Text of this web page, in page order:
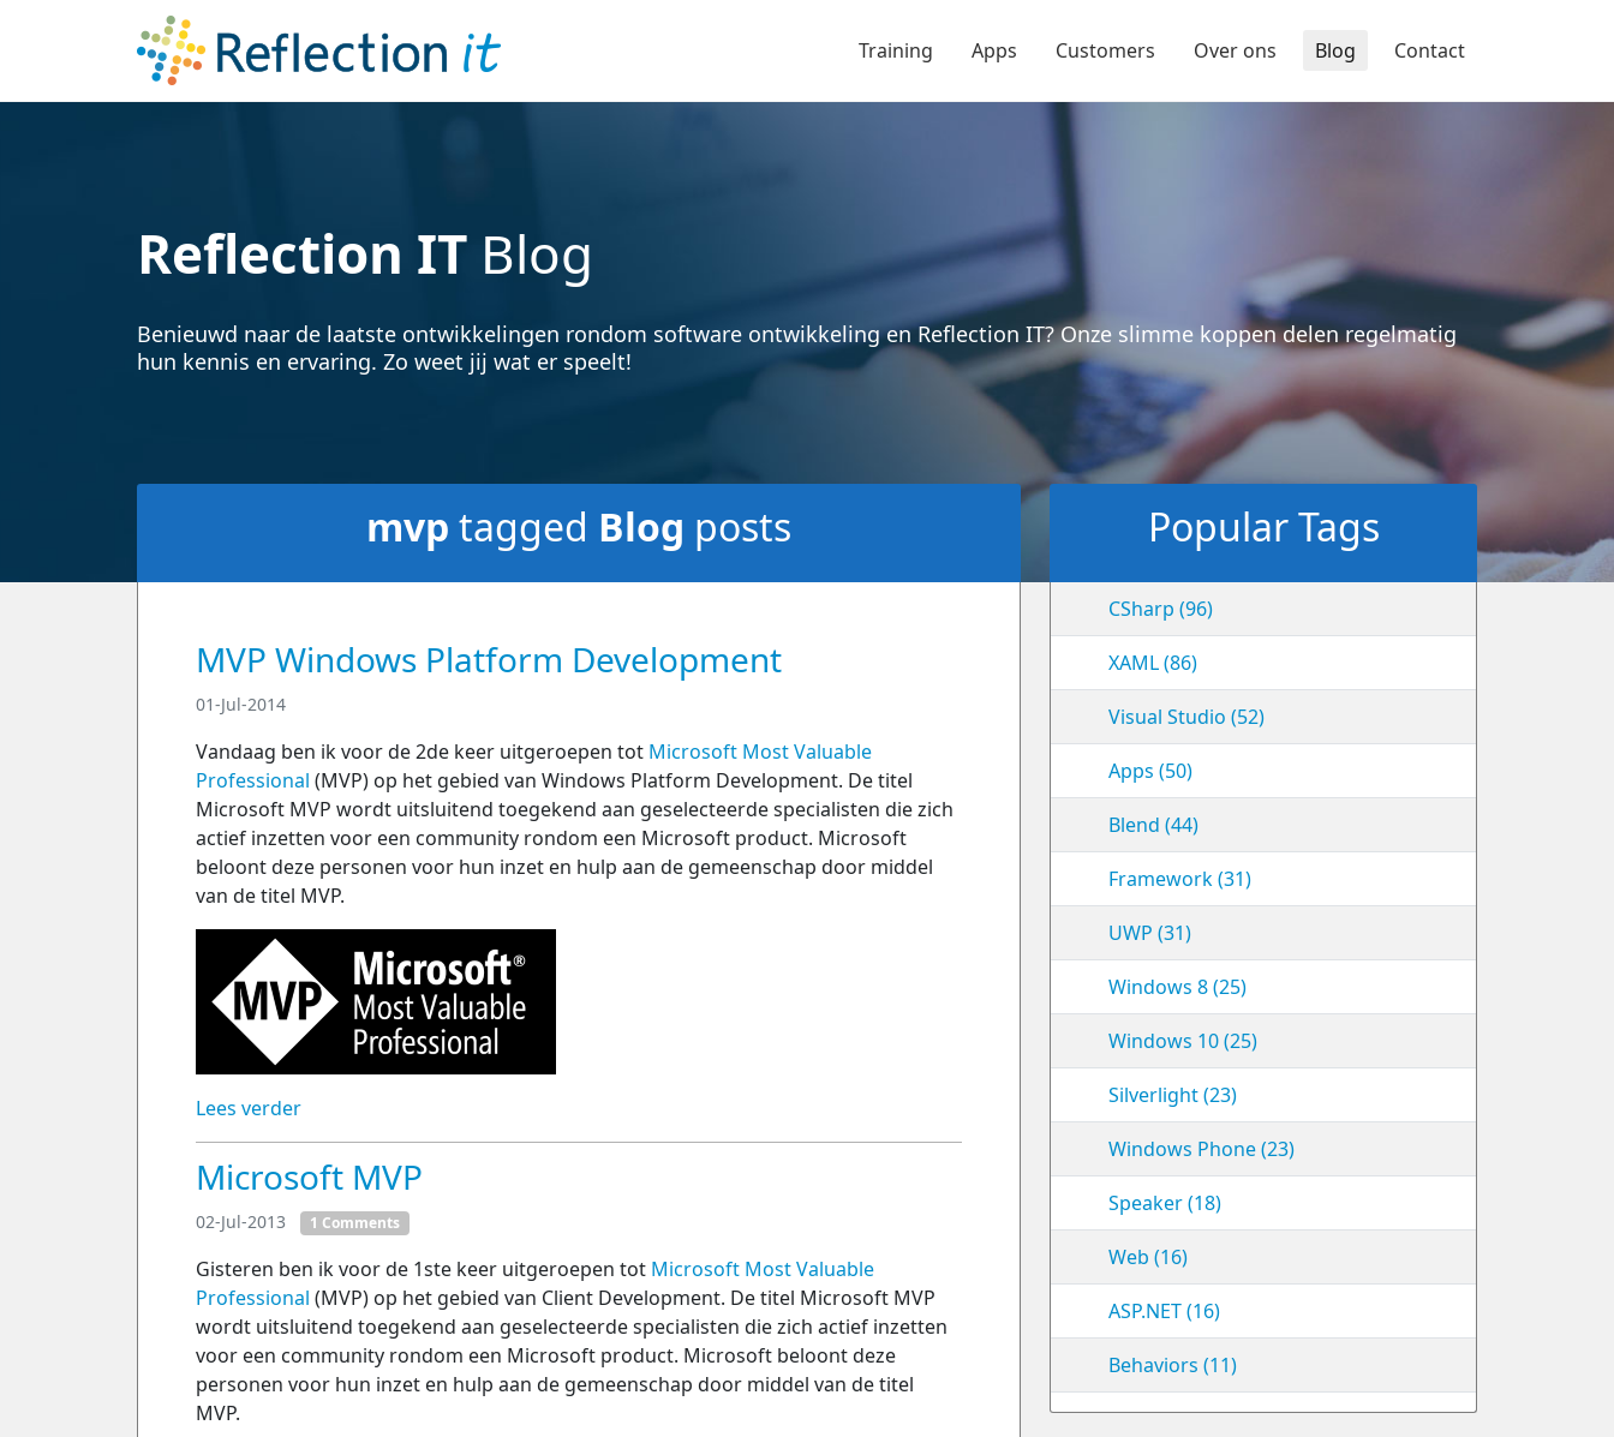
Training Apps Customers Over ons Blog Contact
Reflection IT Blog
Benieuwd naar de laatste ontwikkelingen rondom software ontwikkeling en Reflection IT? Onze slimme koppen delen regelmatig
hun kennis en ervaring. Zo weet jij wat er speelt!
mvp tagged Blog posts
MVP Windows Platform Development
01-Jul-2014
Vandaag ben ik voor de 2de keer uitgeroepen tot Microsoft Most Valuable
Professional (MVP) op het gebied van Windows Platform Development. De titel
Microsoft MVP wordt uitsluitend toegekend aan geselecteerde specialisten die zich
actief inzetten voor een community rondom een Microsoft product. Microsoft
beloont deze personen voor hun inzet en hulp aan de gemeenschap door middel
van de titel MVP.
Lees verder
Microsoft MVP
02-Jul-2013 1 Comments
Gisteren ben ik voor de 1ste keer uitgeroepen tot Microsoft Most Valuable
Professional (MVP) op het gebied van Client Development. De titel Microsoft MVP
wordt uitsluitend toegekend aan geselecteerde specialisten die zich actief inzetten
voor een community rondom een Microsoft product. Microsoft beloont deze
personen voor hun inzet en hulp aan de gemeenschap door middel van de titel
MVP.
Popular Tags
CSharp (96)
XAML (86)
Visual Studio (52)
Apps (50)
Blend (44)
Framework (31)
UWP (31)
Windows 8 (25)
Windows 10 (25)
Silverlight (23)
Windows Phone (23)
Speaker (18)
Web (16)
ASP.NET (16)
Behaviors (11)